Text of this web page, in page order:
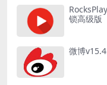
锁高级版
微博